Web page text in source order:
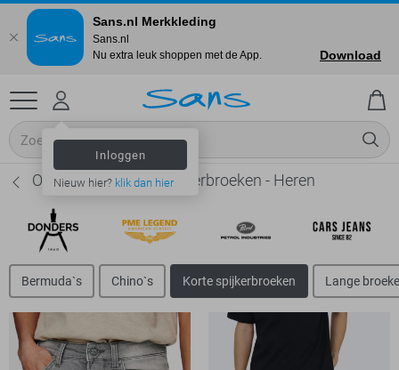
Inloggen
Nieuw hier? klik dan hier
Only & Sons Korte spijkerbroeken - Heren
Bermuda`s Chino`s Korte spijkerbroeken Lange
Sans.nl Merkkleding
Sans.nl
Nu extra leuk shoppen met de App.
Download